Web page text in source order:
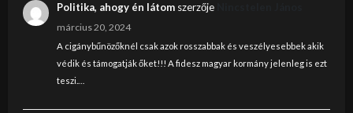
Politika, ahogy én látomszerzője
március 20, 2024
A cigánybűnözőknél csak azok rosszabbak és veszélyesebbek akik
védik és támogatják őket!!! A fidesz magyar kormány jelenleg is ezt
teszi.…